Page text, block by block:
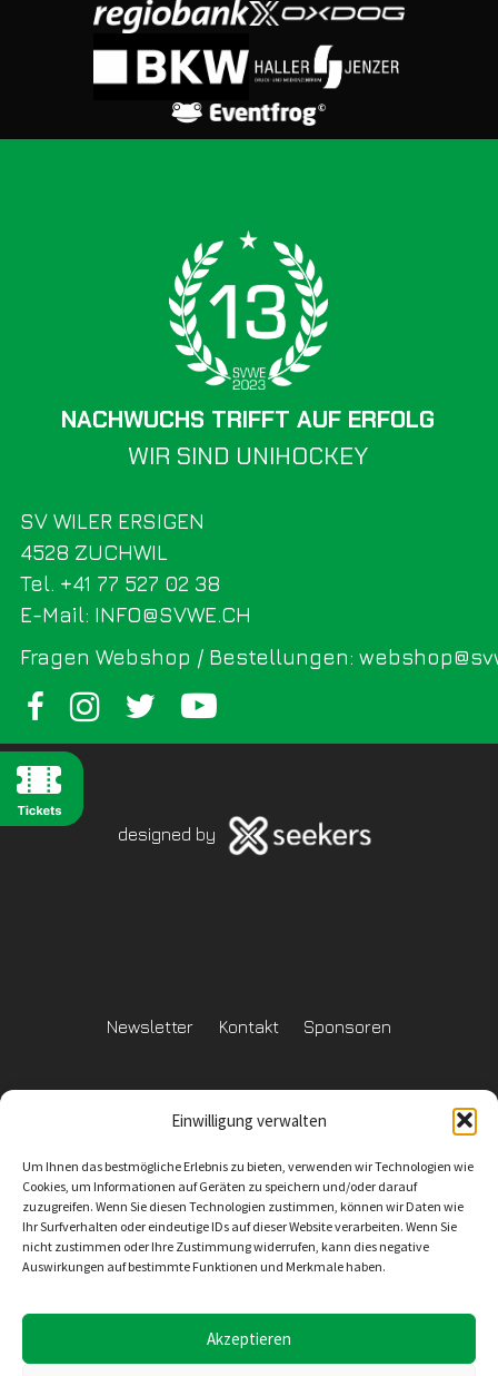
Einwilligung verwalten
Um Ihnen das bestmögliche Erlebnis zu bieten, verwenden wir Technologien wie
Cookies, um Informationen auf Geräten zu speichern und/oder darauf
zuzugreifen. Wenn Sie diesen Technologien zustimmen, können wir Daten wie
Ihr Surfverhalten oder eindeutige IDs auf dieser Website verarbeiten. Wenn Sie
nicht zustimmen oder Ihre Zustimmung widerrufen, kann dies negative
Auswirkungen auf bestimmte Funktionen und Merkmale haben.
Akzeptieren
SV WILER ERSIGEN
Fragen Webshop / Bestellungen:
4528 ZUCHWIL
Tel. +41 77 527 02 38
E-Mail: INFO@SVWE.CH
WIR SIND UNIHOCKEY
NACHWUCHS TRIFFT AUF ERFOLG
designed by
Newsletter Kontakt Sponsoren
Reglement Datenschutz
Inhaltliche Verantwortung
4528 Zuchwil